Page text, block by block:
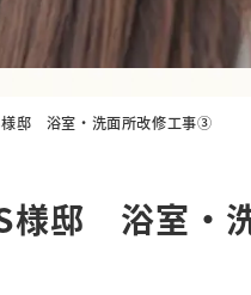
邸 浴室・洗面所改修工事③
様邸 浴室・